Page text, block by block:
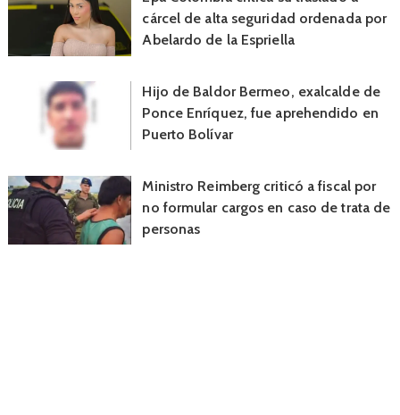
cárcel de alta seguridad ordenada por
Abelardo de la Espriella
Hijo de Baldor Bermeo, exalcalde de
Ponce Enríquez, fue aprehendido en
Puerto Bolívar
Ministro Reimberg criticó a fiscal por
no formular cargos en caso de trata de
personas